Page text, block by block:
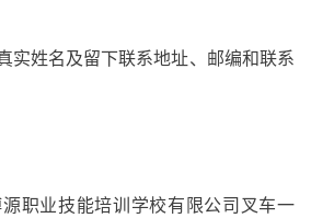
实姓名及留下联系地址、邮编和联系
职业技能培训学校有限公司叉车一